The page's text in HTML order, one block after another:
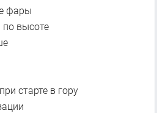
фары
по высоте
старте в гору